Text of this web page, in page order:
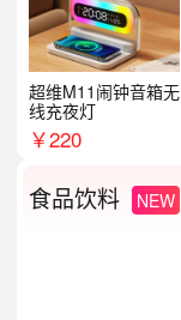
超维M11闹钟音箱无
线充夜灯
￥220
食品饮料 NEW